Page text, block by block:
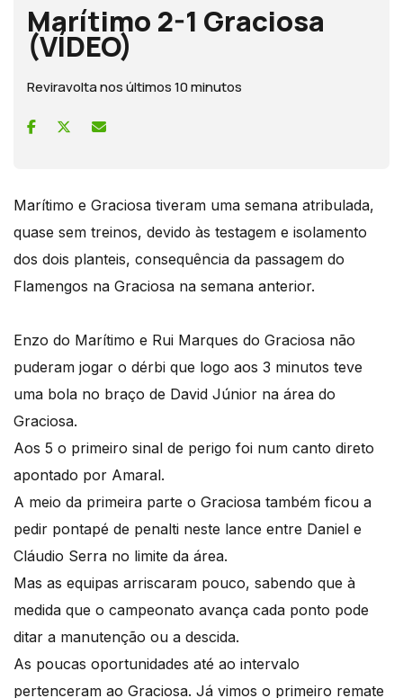
Marítimo 2-1 Graciosa
(VÍDEO)
Reviravolta nos últimos 10 minutos
Marítimo e Graciosa tiveram uma semana atribulada,
quase sem treinos, devido às testagem e isolamento
dos dois planteis, consequência da passagem do
Flamengos na Graciosa na semana anterior.
Enzo do Marítimo e Rui Marques do Graciosa não
puderam jogar o dérbi que logo aos 3 minutos teve
uma bola no braço de David Júnior na área do
Graciosa.
Aos 5 o primeiro sinal de perigo foi num canto direto
apontado por Amaral.
A meio da primeira parte o Graciosa também ficou a
pedir pontapé de penalti neste lance entre Daniel e
Cláudio Serra no limite da área.
Mas as equipas arriscaram pouco, sabendo que à
medida que o campeonato avança cada ponto pode
ditar a manutenção ou a descida.
As poucas oportunidades até ao intervalo
pertenceram ao Graciosa. Já vimos o primeiro remate